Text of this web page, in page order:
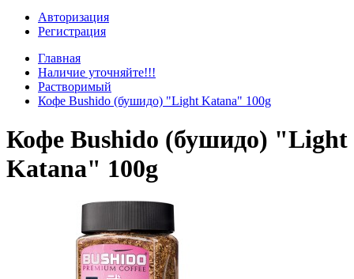
Авторизация
Регистрация
Главная
Наличие уточняйте!!!
Растворимый
Кофе Bushido (бушидо) "Light Katana" 100g
Кофе Bushido (бушидо) "Light
Katana" 100g